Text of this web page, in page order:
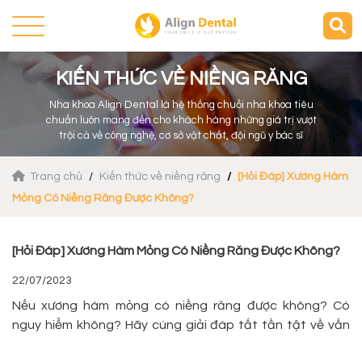
KIẾN THỨC VỀ NIỀNG RĂNG
Nha khoa Align Dental là hệ thống chuỗi nha khoa tiêu
chuẩn luôn mang đến cho khách hàng những giá trị vượt
trội cả về công nghệ, cơ sở vật chất, đội ngũ y bác sĩ
Trang chủ Kiến thức về niềng răng
[Hỏi Đáp] Xương Hàm
Mỏng Có Niềng Răng Được Không?
[Hỏi Đáp] Xương Hàm Mỏng Có Niềng Răng Được Không?
22/07/2023
Nếu xương hàm mỏng có niềng răng được không? Có
nguy hiểm không? Hãy cùng giải đáp tất tần tật về vấn